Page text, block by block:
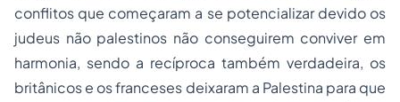
conflitos que começaram a se potencializar devido os
judeus não palestinos não conseguirem conviver em
harmonia, sendo a recíproca também verdadeira, os
britânicos e os franceses deixaram a Palestina para que